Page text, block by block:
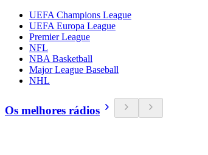
UEFA Champions League
UEFA Europa League
Premier League
NFL
NBA Basketball
Major League Baseball
NHL
Os melhores rádios